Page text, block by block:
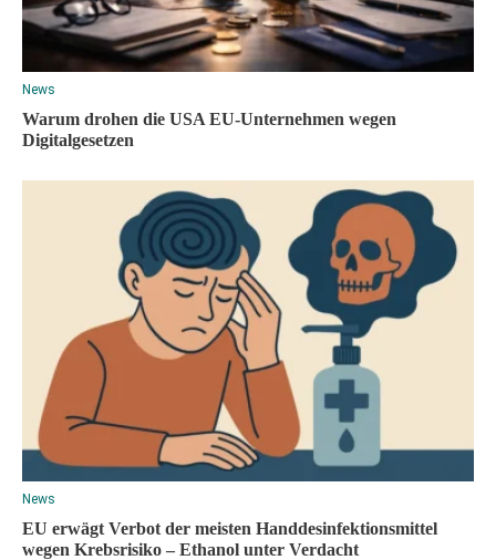
News
Warum drohen die USA EU-Unternehmen wegen
Digitalgesetzen
News
EU erwägt Verbot der meisten Handdesinfektionsmittel
wegen Krebsrisiko – Ethanol unter Verdacht